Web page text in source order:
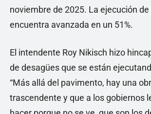
noviembre de 2025. La ejecución de
encuentra avanzada en un 51%.
El intendente Roy Nikisch hizo
de desagües que se están
“Más allá del pavimento, hay una
trascendente y que a los gobiernos